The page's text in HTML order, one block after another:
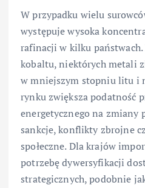
W przypadku wielu
występuje wysoka
rafinacji w kilku
kobaltu, niektórych metali
w mniejszym stopniu litu i
rynku zwiększa podatność
energetycznego na
sankcje, konflikty zbrojne
społeczne. Dla krajów
potrzebę dywersyfikacji
strategicznych, podobnie